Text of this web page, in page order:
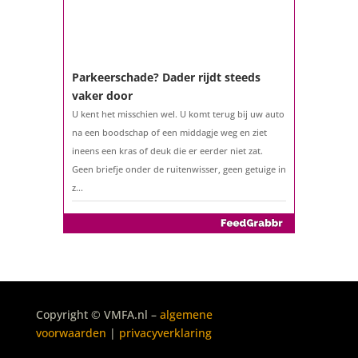
Parkeerschade? Dader rijdt steeds
vaker door
U kent het misschien wel. U komt terug bij uw auto
na een boodschap of een middagje weg en ziet
ineens een kras of deuk die er eerder niet zat.
Geen briefje onder de ruitenwisser, geen getuige in
z...
De belastingaangifte 2025
Het is weer zover: sinds 1 maart 2026 kunt u uw
Copyright © VMFA.nl – algemene
voorwaarden | privacyverklaring